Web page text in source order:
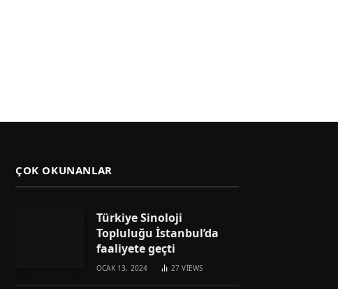
ÇOK OKUNANLAR
Türkiye Sinoloji
Topluluğu İstanbul’da
faaliyete geçti
OCAK 13, 2024 27VIEWS